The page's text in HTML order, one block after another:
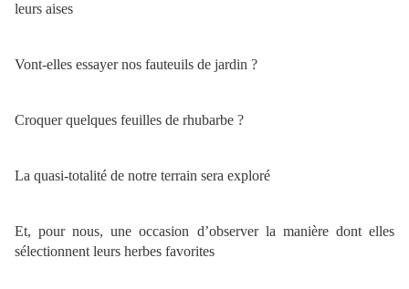
leurs aises
Vont-elles essayer nos fauteuils de jardin ?
Croquer quelques feuilles de rhubarbe ?
La quasi-totalité de notre terrain sera exploré
Et, pour nous, une occasion d’observer la manière dont elles
sélectionnent leurs herbes favorites